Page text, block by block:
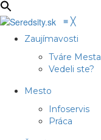
≡ ╳
Zaujímavosti
Tváre Mesta
Vedeli ste?
Mesto
Infoservis
Práca